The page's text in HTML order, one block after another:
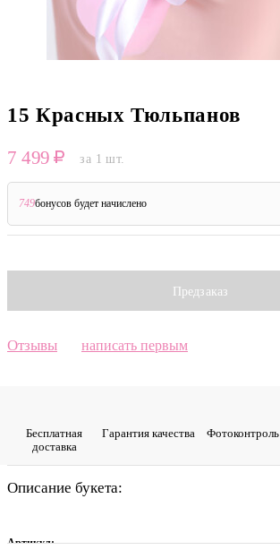
15 Красных Тюльпанов
7 499 за 1 шт.
749бонусов будет начислено
Предзаказ
Отзывы написать первым
Бесплатная
доставка
Гарантия качества Фото­контроль
Описание букета:
Артикул: